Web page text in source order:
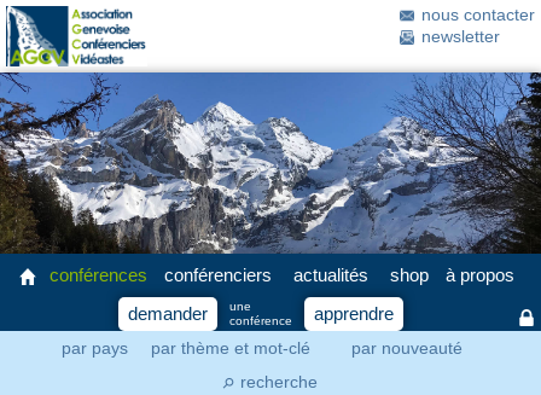
nous contacter
newsletter
conférences
par pays par thème et mot-clé par nouveauté
⚲ recherche
conférenciers actualités shop
à propos
demander
une
conférence
apprendre